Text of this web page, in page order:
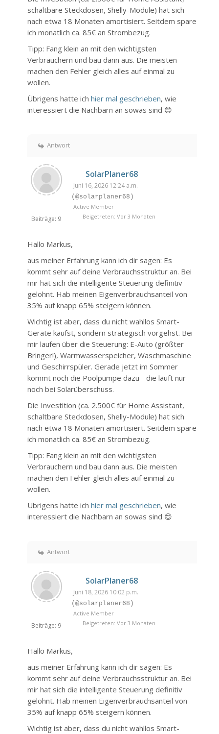
schaltbare Steckdosen, Shelly-Module) hat sich
nach etwa 18 Monaten amortisiert. Seitdem spare
ich monatlich ca. 85€ an Strombezug.
Tipp: Fang klein an mit den wichtigsten
Verbrauchern und bau dann aus. Die meisten
machen den Fehler gleich alles auf einmal zu
wollen.
Übrigens hatte ich hier mal geschrieben, wie
interessiert die Nachbarn an sowas sind 😊
Antwort
Beiträge: 9
SolarPlaner68
Juni 16, 2026 12:24 a.m.
(@solarplaner68)
Active Member
Beigetreten: Vor 3 Monaten
Hallo Markus,
aus meiner Erfahrung kann ich dir sagen: Es
kommt sehr auf deine Verbrauchsstruktur an. Bei
mir hat sich die intelligente Steuerung definitiv
gelohnt. Hab meinen Eigenverbrauchsanteil von
35% auf knapp 65% steigern können.
Wichtig ist aber, dass du nicht wahllos Smart-
Geräte kaufst, sondern strategisch vorgehst. Bei
mir laufen über die Steuerung: E-Auto (größter
Bringer!), Warmwasserspeicher, Waschmaschine
und Geschirrspüler. Gerade jetzt im Sommer
kommt noch die Poolpumpe dazu - die läuft nur
noch bei Solarüberschuss.
Die Investition (ca. 2.500€ für Home Assistant,
schaltbare Steckdosen, Shelly-Module) hat sich
nach etwa 18 Monaten amortisiert. Seitdem spare
ich monatlich ca. 85€ an Strombezug.
Tipp: Fang klein an mit den wichtigsten
Verbrauchern und bau dann aus. Die meisten
machen den Fehler gleich alles auf einmal zu
wollen.
Übrigens hatte ich hier mal geschrieben, wie
interessiert die Nachbarn an sowas sind 😊
Antwort
Beiträge: 9
SolarPlaner68
Juni 18, 2026 10:02 p.m.
(@solarplaner68)
Active Member
Beigetreten: Vor 3 Monaten
Hallo Markus,
aus meiner Erfahrung kann ich dir sagen: Es
kommt sehr auf deine Verbrauchsstruktur an. Bei
mir hat sich die intelligente Steuerung definitiv
gelohnt. Hab meinen Eigenverbrauchsanteil von
35% auf knapp 65% steigern können.
Wichtig ist aber, dass du nicht wahllos Smart-